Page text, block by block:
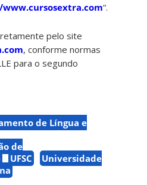
“.
pelo site
, conforme normas
para o segundo
de Língua e
de
UFSC
Universidade